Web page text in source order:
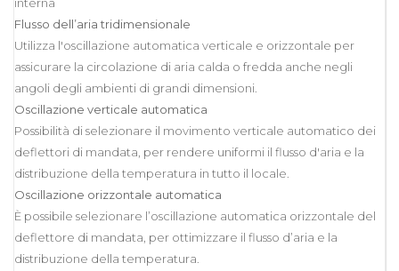
Flusso dell’aria tridimensionale
Utilizza l'oscillazione automatica verticale e orizzontale per
assicurare la circolazione di aria calda o fredda anche negli
angoli degli ambienti di grandi dimensioni.
Oscillazione verticale automatica
Possibilità di selezionare il movimento verticale automatico dei
deflettori di mandata, per rendere uniformi il flusso d'aria e la
distribuzione della temperatura in tutto il locale.
Oscillazione orizzontale automatica
È possibile selezionare l’oscillazione automatica orizzontale del
deflettore di mandata, per ottimizzare il flusso d’aria e la
distribuzione della temperatura.